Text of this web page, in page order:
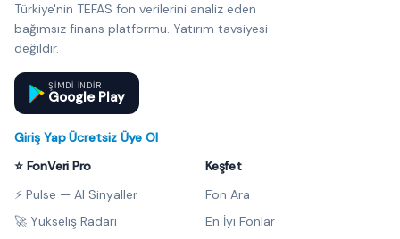
Türkiye'nin TEFAS fon verilerini analiz eden
bağımsız finans platformu. Yatırım tavsiyesi
değildir.
ŞIMDI INDIR
Google Play
Giriş Yap·Ücretsiz Üye Ol
⭐ FonVeri Pro
⚡ Pulse — AI Sinyaller
🚀 Yükseliş Radarı
Keşfet
Fon Ara
En İyi Fonlar